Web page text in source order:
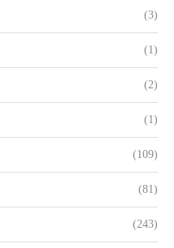
(3)
(1)
(2)
(1)
(109)
(81)
(243)